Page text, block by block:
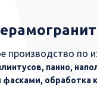
производство по
панно,
обработка